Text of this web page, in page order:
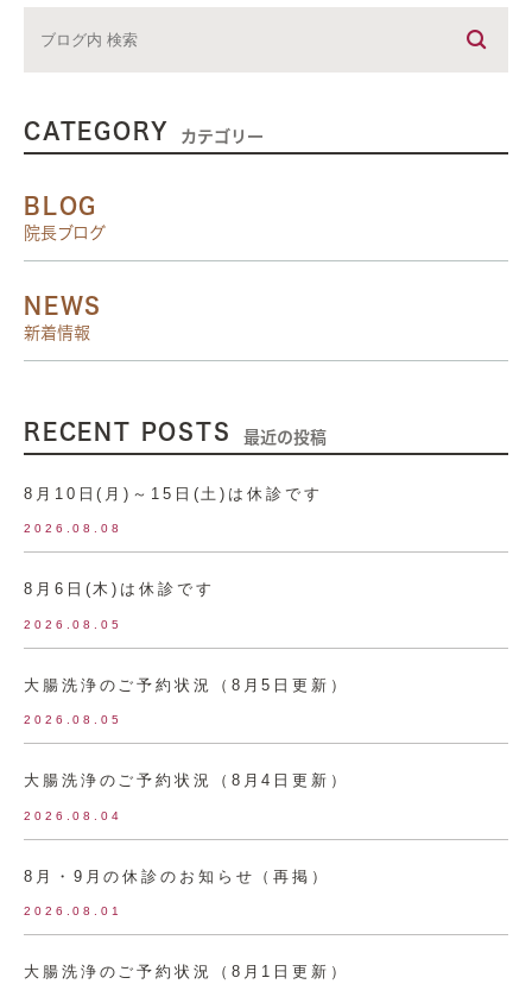
CATEGORY カテゴリー
BLOG
院長ブログ
NEWS
新着情報
RECENT POSTS 最近の投稿
8月10日(月)～15日(土)は休診です
2026.08.08
8月6日(木)は休診です
2026.08.05
大腸洗浄のご予約状況（8月5日更新）
2026.08.05
大腸洗浄のご予約状況（8月4日更新）
2026.08.04
8月・9月の休診のお知らせ（再掲）
2026.08.01
大腸洗浄のご予約状況（8月1日更新）